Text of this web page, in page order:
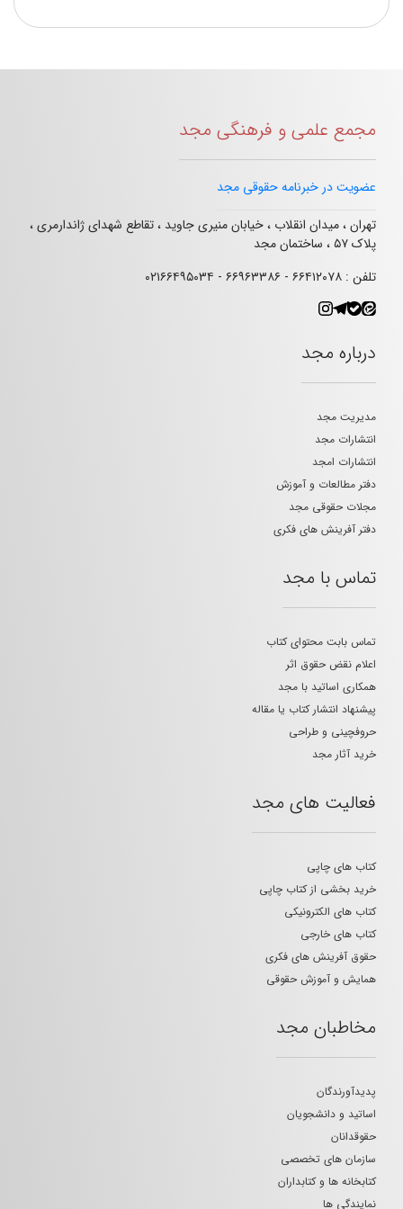
مجمع علمی و فرهنگی مجد
عضویت در خبرنامه حقوقی مجد
تهران ، میدان انقلاب ، خیابان منیری جاوید ، تقاطع شهدای ژاندارمری ،
پلاک ۵۷ ، ساختمان مجد
تلفن : ۶۶۴۱۲۰۷۸ - ۶۶۹۶۳۳۸۶ - ۰۲۱۶۶۴۹۵۰۳۴
درباره مجد
مدیریت مجد
انتشارات مجد
انتشارات امجد
دفتر مطالعات و آموزش
مجلات حقوقی مجد
دفتر آفرینش های فکری
تماس با مجد
تماس بابت محتوای کتاب
اعلام نقض حقوق اثر
همکاری اساتید با مجد
پیشنهاد انتشار کتاب یا مقاله
حروفچینی و طراحی
خرید آثار مجد
فعالیت های مجد
کتاب های چاپی
خرید بخشی از کتاب چاپی
کتاب های الکترونیکی
کتاب های خارجی
حقوق آفرینش های فکری
همایش و آموزش حقوقی
مخاطبان مجد
پدیدآورندگان
اساتید و دانشجویان
حقوقدانان
سازمان های تخصصی
کتابخانه ها و کتابداران
نمایندگی ها